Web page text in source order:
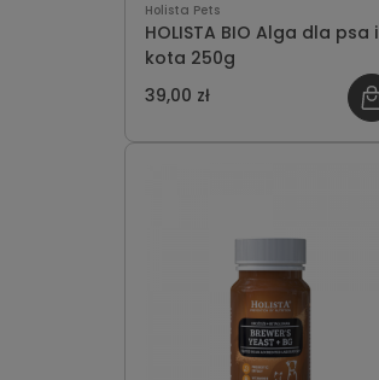
Holista Pets
HOLISTA BIO Alga dla psa i
kota 250g
39,00 zł